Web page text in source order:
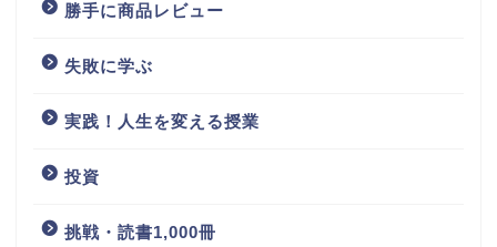
勝手に商品レビュー
失敗に学ぶ
実践！人生を変える授業
投資
挑戦・読書1,000冊